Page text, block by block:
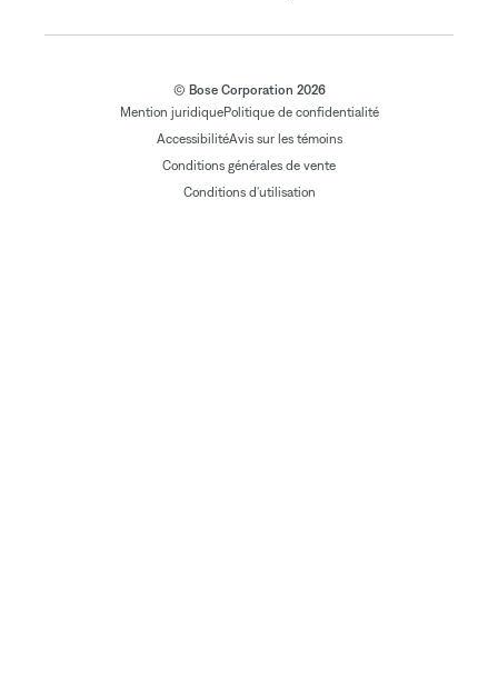
© Bose Corporation 2026
Mention juridiquePolitique de confidentialité
AccessibilitéAvis sur les témoins
Conditions générales de vente
Conditions d'utilisation